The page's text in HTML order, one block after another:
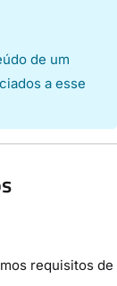
de um
a esse
requisitos de